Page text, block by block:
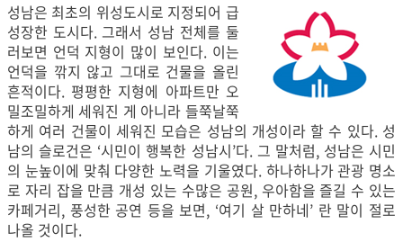
성남은 최초의 위성도시로 지정되어 급
성장한 도시다. 그래서 성남 전체를 둘
러보면 언덕 지형이 많이 보인다. 이는
언덕을 깎지 않고 그대로 건물을 올린
흔적이다. 평평한 지형에 아파트만 오
밀조밀하게 세워진 게 아니라 들쭉날쭉
하게 여러 건물이 세워진 모습은 성남의 개성이라 할 수 있다. 성
남의 슬로건은 ‘시민이 행복한 성남시’다. 그 말처럼, 성남은 시민
의 눈높이에 맞춰 다양한 노력을 기울였다. 하나하나가 관광 명소
로 자리 잡을 만큼 개성 있는 수많은 공원, 우아함을 즐길 수 있는
카페거리, 풍성한 공연 등을 보면, ‘여기 살 만하네’ 란 말이 절로
나올 것이다.